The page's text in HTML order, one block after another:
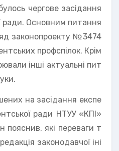
чергове засідання
ради. Основним питання
законопроекту №3474
профспілок. Крім
інші актуальні пит
на засідання експе
ради НТУУ «КПІ»
пояснив, які переваги т
законодавчої іні